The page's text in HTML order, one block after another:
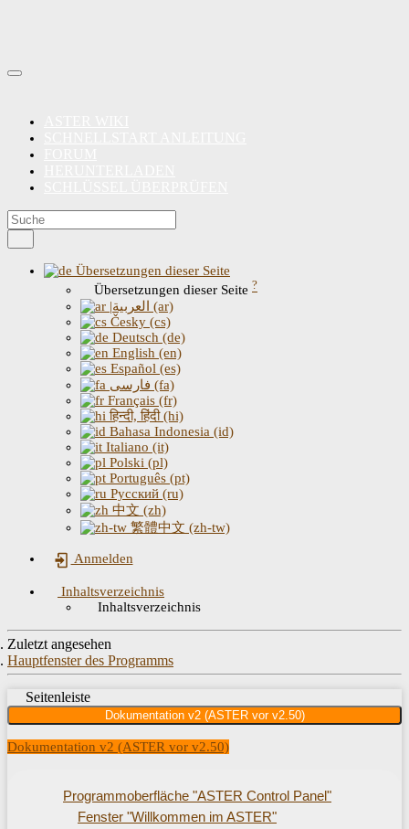
Übersetzungen dieser Seite
Übersetzungen dieser Seite ?
|العربية (ar)
Česky (cs)
Deutsch (de)
English (en)
Español (es)
فارسی (fa)
Français (fr)
हिन्दी, हिंदी (hi)
Bahasa Indonesia (id)
Italiano (it)
Polski (pl)
Português (pt)
Русский (ru)
中文 (zh)
繁體中文 (zh-tw)
Anmelden
Inhaltsverzeichnis
Inhaltsverzeichnis
Zuletzt angesehen
Hauptfenster des Programms
Seitenleiste
Dokumentation v2 (ASTER vor v2.50)
Dokumentation v2 (ASTER vor v2.50)
Programmoberfläche "ASTER Control Panel"
Fenster "Willkommen im ASTER"